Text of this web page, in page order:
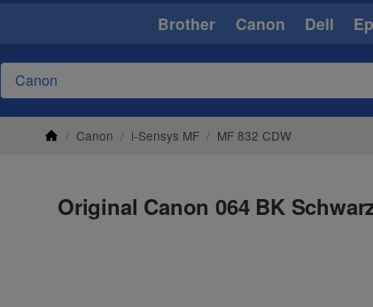
Brother Canon Dell
/ Canon / i-Sensys MF / MF 832 CDW
Original Canon 064 BK